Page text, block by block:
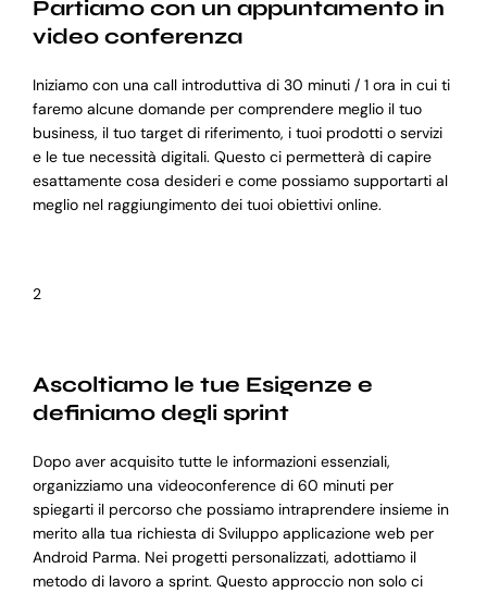
Partiamo con un appuntamento in
video conferenza
Iniziamo con una call introduttiva di 30 minuti / 1 ora in cui ti
faremo alcune domande per comprendere meglio il tuo
business, il tuo target di riferimento, i tuoi prodotti o servizi
e le tue necessità digitali. Questo ci permetterà di capire
esattamente cosa desideri e come possiamo supportarti al
meglio nel raggiungimento dei tuoi obiettivi online.
2
Ascoltiamo le tue Esigenze e
definiamo degli sprint
Dopo aver acquisito tutte le informazioni essenziali,
organizziamo una videoconference di 60 minuti per
spiegarti il percorso che possiamo intraprendere insieme in
merito alla tua richiesta di Sviluppo applicazione web per
Android Parma. Nei progetti personalizzati, adottiamo il
metodo di lavoro a sprint. Questo approccio non solo ci